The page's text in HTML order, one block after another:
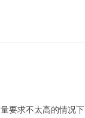
要求不太高的情况下